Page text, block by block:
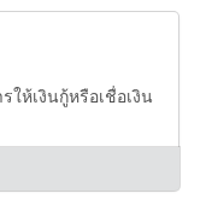
ห้เงินกู้หรือเชื่อเงิน